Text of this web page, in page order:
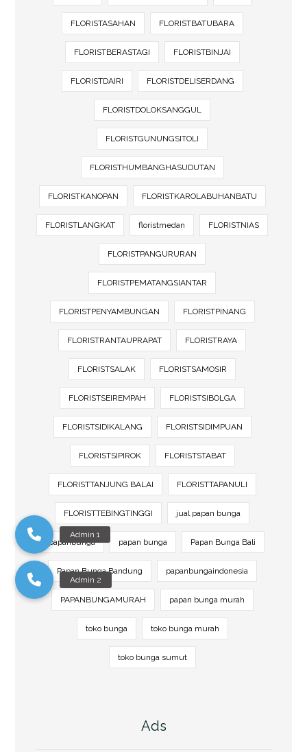
FLORISTASAHAN FLORISTBATUBARA
FLORISTBERASTAGI FLORISTBINJAI
FLORISTDAIRI FLORISTDELISERDANG
FLORISTDOLOKSANGGUL
FLORISTGUNUNGSITOLI
FLORISTHUMBANGHASUDUTAN
FLORISTKANOPAN FLORISTKAROLABUHANBATU
FLORISTLANGKAT floristmedan FLORISTNIAS
FLORISTPANGURURAN
FLORISTPEMATANGSIANTAR
FLORISTPENYAMBUNGAN FLORISTPINANG
FLORISTRANTAUPRAPAT FLORISTRAYA
FLORISTSALAK FLORISTSAMOSIR
FLORISTSEIREMPAH FLORISTSIBOLGA
FLORISTSIDIKALANG FLORISTSIDIMPUAN
FLORISTSIPIROK FLORISTSTABAT
FLORISTTANJUNG BALAI FLORISTTAPANULI
FLORISTTEBINGTINGGI jual papan bunga
papanbunga papan bunga Papan Bunga Bali
Papan Bunga Bandung papanbungaindonesia
PAPANBUNGAMURAH papan bunga murah
toko bunga toko bunga murah
toko bunga sumut
Ads